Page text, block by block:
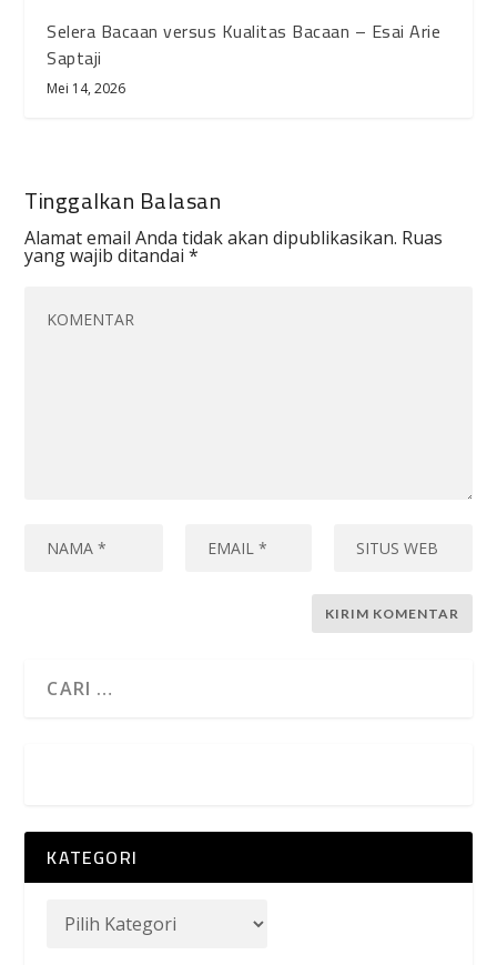
Selera Bacaan versus Kualitas Bacaan – Esai Arie
Saptaji
Mei 14, 2026
Tinggalkan Balasan
Alamat email Anda tidak akan dipublikasikan. Ruas
yang wajib ditandai*
KATEGORI